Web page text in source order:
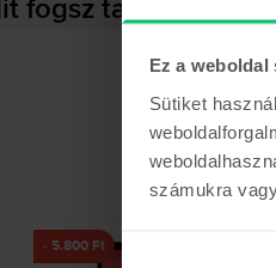
Ez a
Sütiket
számukra
fogsz találni a
- 5.800 Ft